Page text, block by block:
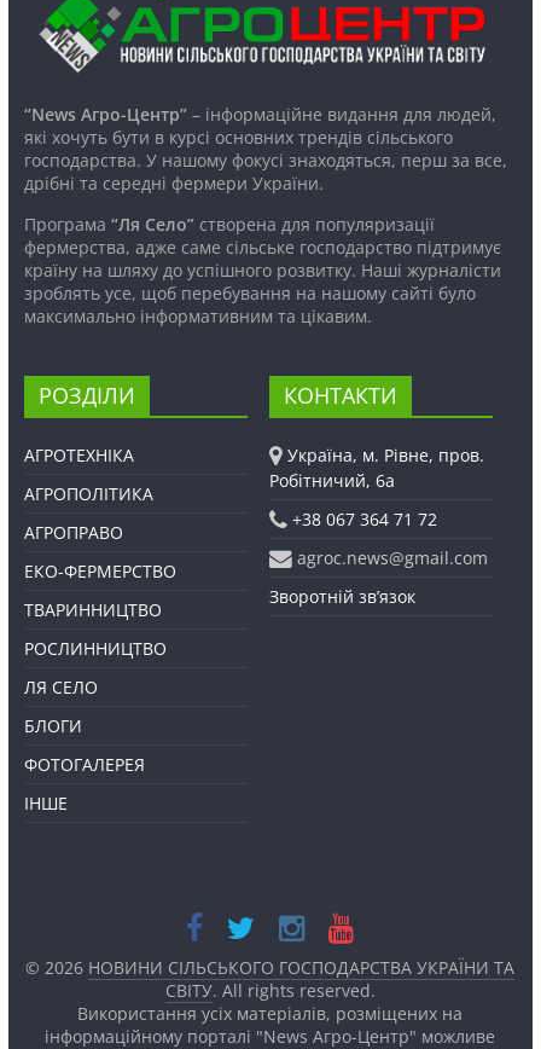
“News Агро-Центр”– інформаційне видання для людей,
які хочуть бути в курсі основних трендів сільського
господарства. У нашому фокусі знаходяться, перш за все,
дрібні та середні фермери України.
Програма “Ля Село”створена для популяризації
фермерства, адже саме сільське господарство підтримує
країну на шляху до успішного розвитку. Наші журналісти
зроблять усе, щоб перебування на нашому сайті було
максимально інформативним та цікавим.
РОЗДІЛИ
АГРОТЕХНІКА
АГРОПОЛІТИКА
АГРОПРАВО
ЕКО-ФЕРМЕРСТВО
ТВАРИННИЦТВО
РОСЛИННИЦТВО
ЛЯ СЕЛО
БЛОГИ
ФОТОГАЛЕРЕЯ
ІНШЕ
КОНТАКТИ
Україна, м. Рівне, пров.
Робітничий, 6а
+38 067 364 71 72
agroc.news@gmail.com
Зворотній зв’язок
© 2026 НОВИНИ СІЛЬСЬКОГО ГОСПОДАРСТВА УКРАЇНИ ТА
СВІТУ. All rights reserved.
Використання усіх матеріалів, розміщених на
інформаційному порталі "News Агро-Центр" можливе